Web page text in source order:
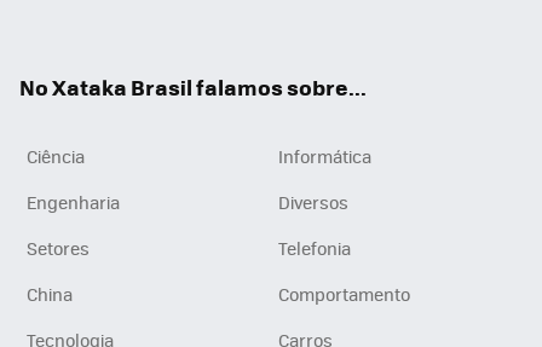
No Xataka Brasil falamos sobre...
Ciência
Informática
Engenharia
Diversos
Setores
Telefonia
China
Comportamento
Tecnologia
Carros